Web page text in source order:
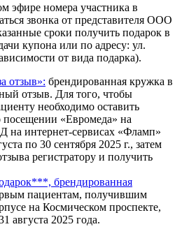
эфире номера участника в
звонка от представителя ООО
сроки получить подарок в
купона или по адресу: ул.
от вида подарка).
отзыв»: брендированная кружка в
отзыв. Для того, чтобы
необходимо оставить
«Евромеда» на
на интернет-сервисах «Фламп»
по 30 сентября 2025 г., затем
регистратору и получить
брендированная
пациентам, получившим
на Космическом проспекте,
августа 2025 года.